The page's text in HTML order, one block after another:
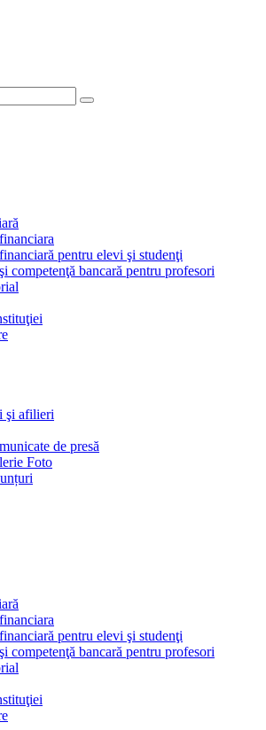
pentru elevi şi studenţi
competenţă bancară pentru profesori
şi afilieri
de presă
Foto
pentru elevi şi studenţi
competenţă bancară pentru profesori